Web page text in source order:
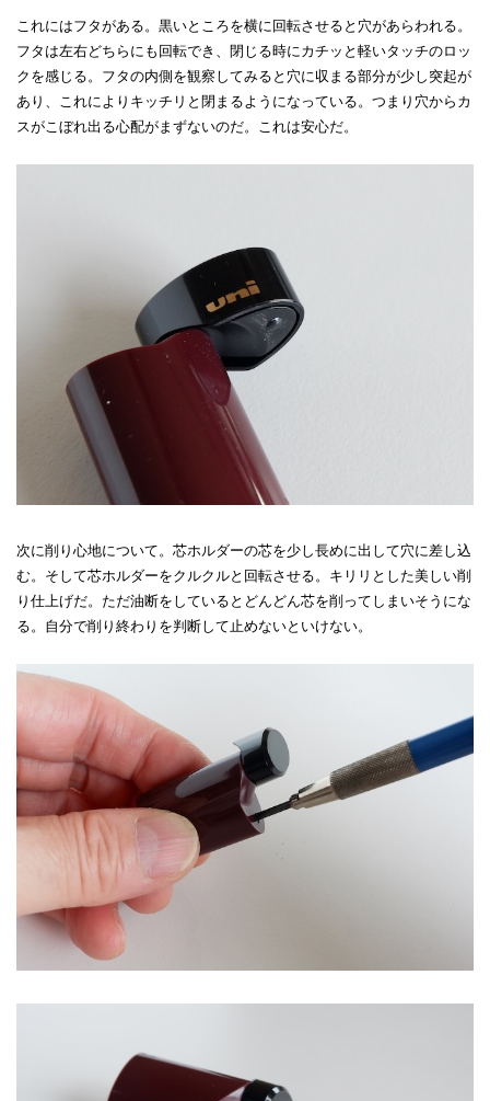
これにはフタがある。黒いところを横に回転させると穴があらわれる。
フタは左右どちらにも回転でき、閉じる時にカチッと軽いタッチのロッ
クを感じる。フタの内側を観察してみると穴に収まる部分が少し突起が
あり、これによりキッチリと閉まるようになっている。つまり穴からカ
スがこぼれ出る心配がまずないのだ。これは安心だ。
次に削り心地について。芯ホルダーの芯を少し長めに出して穴に差し込
む。そして芯ホルダーをクルクルと回転させる。キリリとした美しい削
り仕上げだ。ただ油断をしているとどんどん芯を削ってしまいそうにな
る。自分で削り終わりを判断して止めないといけない。